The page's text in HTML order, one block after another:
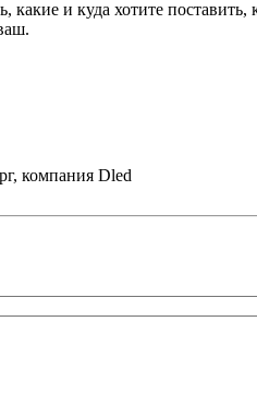
и куда хотите
компания Dled